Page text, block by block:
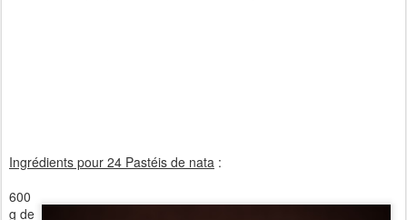
Ingrédients pour 24 Pastéis de nata :
600
g de